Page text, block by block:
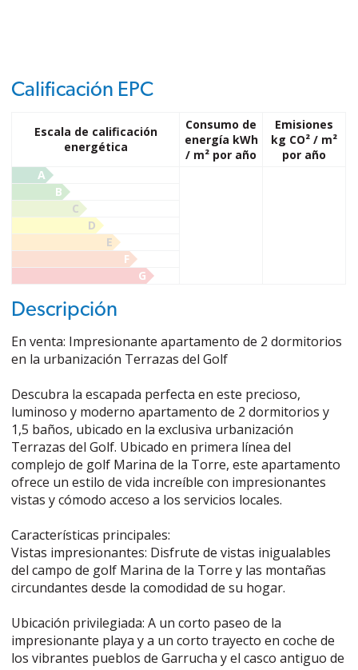
Calificación EPC
Escala de calificación
energética
Consumo de
energía kWh
/ m² por año
Emisiones
kg CO² / m²
por año
A
B
C
D
E
F
G
Descripción
En venta: Impresionante apartamento de 2 dormitorios
en la urbanización Terrazas del Golf
Descubra la escapada perfecta en este precioso,
luminoso y moderno apartamento de 2 dormitorios y
1,5 baños, ubicado en la exclusiva urbanización
Terrazas del Golf. Ubicado en primera línea del
complejo de golf Marina de la Torre, este apartamento
ofrece un estilo de vida increíble con impresionantes
vistas y cómodo acceso a los servicios locales.
Características principales:
Vistas impresionantes: Disfrute de vistas inigualables
del campo de golf Marina de la Torre y las montañas
circundantes desde la comodidad de su hogar.
Ubicación privilegiada: A un corto paseo de la
impresionante playa y a un corto trayecto en coche de
los vibrantes pueblos de Garrucha y el casco antiguo de